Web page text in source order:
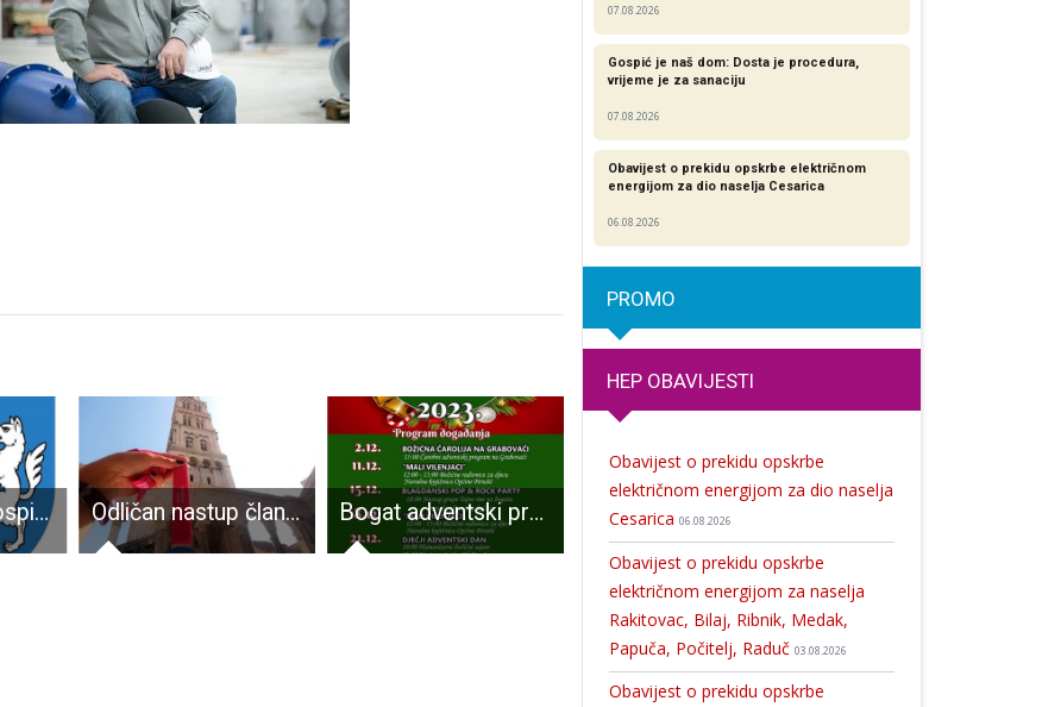
Nogometaši Gospića 91 odigrali 2:2 protiv riječke Lokomotive Odličan nastup članova AK Velebit 2001 na Splitskom maratonu Bogat adventski program očekuje vas i ove godine u srcu Like, u Perušiću!!!
07.08.2026
Gospić je naš dom: Dosta je procedura,
vrijeme je za sanaciju
07.08.2026
Obavijest o prekidu opskrbe električnom
energijom za dio naselja Cesarica
06.08.2026
PROMO
HEP OBAVIJESTI
Obavijest o prekidu opskrbe
električnom energijom za dio naselja
Cesarica 06.08.2026
Obavijest o prekidu opskrbe
električnom energijom za naselja
Rakitovac, Bilaj, Ribnik, Medak,
Papuča, Počitelj, Raduč 03.08.2026
Obavijest o prekidu opskrbe